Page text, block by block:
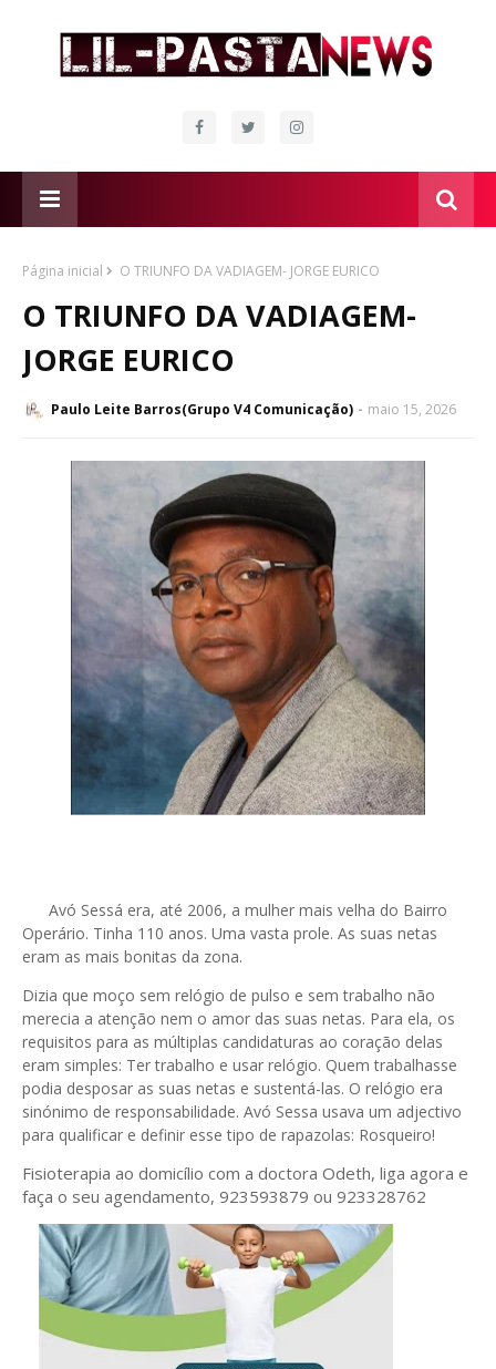
Página inicial O TRIUNFO DA VADIAGEM- JORGE EURICO
O TRIUNFO DA VADIAGEM-
JORGE EURICO
Paulo Leite Barros(Grupo V4 Comunicação) maio 15, 2026
Avó Sessá era, até 2006, a mulher mais velha do Bairro
Operário. Tinha 110 anos. Uma vasta prole. As suas netas
eram as mais bonitas da zona.
Dizia que moço sem relógio de pulso e sem trabalho não
merecia a atenção nem o amor das suas netas. Para ela, os
requisitos para as múltiplas candidaturas ao coração delas
eram simples: Ter trabalho e usar relógio. Quem trabalhasse
podia desposar as suas netas e sustentá-las. O relógio era
sinónimo de responsabilidade. Avó Sessa usava um adjectivo
para qualificar e definir esse tipo de rapazolas: Rosqueiro!
Fisioterapia ao domicílio com a doctora Odeth, liga agora e
faça o seu agendamento, 923593879 ou 923328762